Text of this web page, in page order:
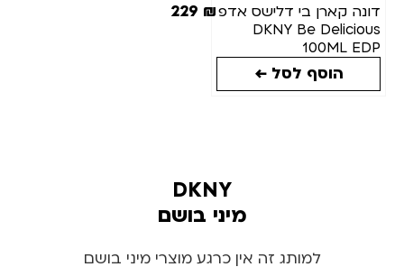
מצב
מלאי
דונה קארן בי דלישס אדפ
DKNY Be Delicious
100ML EDP
229 ₪
הוסף לסל ←
DKNY
מיני בושם
למותג זה אין כרגע מוצרי מיני בושם